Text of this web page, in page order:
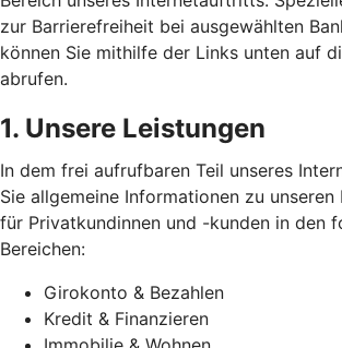
zur Barrierefreiheit bei ausgewählten
können Sie mithilfe der Links unten auf
abrufen.
1. Unsere Leistungen
In dem frei aufrufbaren Teil unseres
Sie allgemeine Informationen zu
für Privatkundinnen und -kunden in den
Bereichen:
Girokonto & Bezahlen
Kredit & Finanzieren